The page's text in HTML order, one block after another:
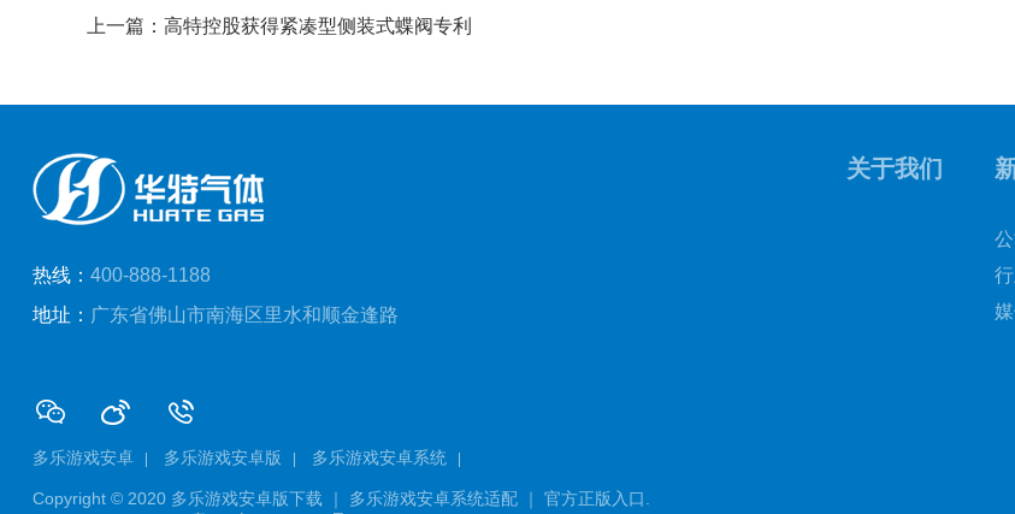
上一篇：高特控股获得紧凑型侧装式蝶阀专利
关于我们
热线： 400-888-1188
地址： 广东省佛山市南海区里水和顺金逢路
多乐游戏安卓 多乐游戏安卓版 多乐游戏安卓系统
Copyright © 2020 多乐游戏安卓版下载 ｜ 多乐游戏安卓系统适配 ｜ 官方正版入口